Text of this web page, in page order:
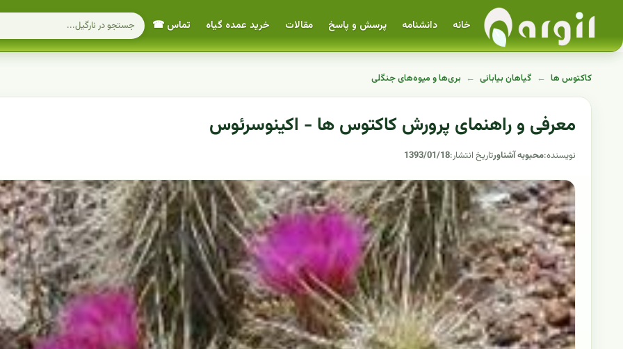
خانه دانشنامه پرسش و پاسخ مقالات خرید عمده گیاه تماس ☎
کاکتوس ها ← گیاهان بیابانی ← بری‌ها و میوه‌های جنگلی
معرفی و راهنمای پرورش کاکتوس ها - اکینوسرئوس
نویسنده:محبوبه آشناورتاریخ انتشار:1393/01/18